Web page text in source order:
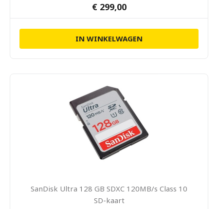
€ 299,00
IN WINKELWAGEN
SanDisk Ultra 128 GB SDXC 120MB/s Class 10
SD-kaart